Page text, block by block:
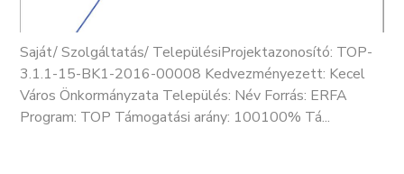
Saját/ Szolgáltatás/ TelepülésiProjektazonosító: TOP-
3.1.1-15-BK1-2016-00008 Kedvezményezett: Kecel
Város Önkormányzata Település: Név Forrás: ERFA
Program: TOP Támogatási arány: 100100% Tá...